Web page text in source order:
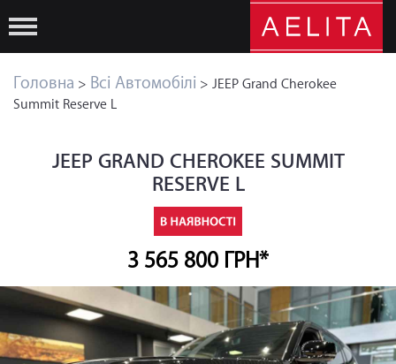
Головна > Всі Автомобілі > JEEP Grand Cherokee
Summit Reserve L
JEEP GRAND CHEROKEE SUMMIT
RESERVE L
3 565 800 ГРН*